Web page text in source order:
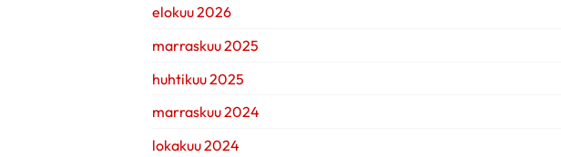
elokuu 2026
marraskuu 2025
huhtikuu 2025
marraskuu 2024
lokakuu 2024